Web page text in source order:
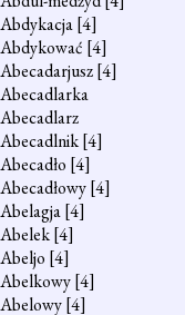
Abdykacja[4]
Abdykować [4]
Abecadarjusz[4]
Abecadlarka
Abecadlarz
Abecadlnik[4]
Abecadło [4]
Abecadłowy[4]
Abelagja[4]
Abelek[4]
Abeljo [4]
Abelkowy[4]
Abelowy[4]